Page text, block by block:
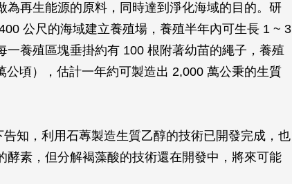
為再生能源的原料，同時達到淨化海域的目的。研
公尺的海域建立養殖場，養殖半年內可生長 1 ~ 3
一養殖區塊垂掛約有 100 根附著幼苗的繩子，養殖
公頃），估計一年約可製造出 2,000 萬公秉的生質
知，利用石蓴製造生質乙醇的技術已開發完成，也
酵素，但分解褐藻酸的技術還在開發中，將來可能